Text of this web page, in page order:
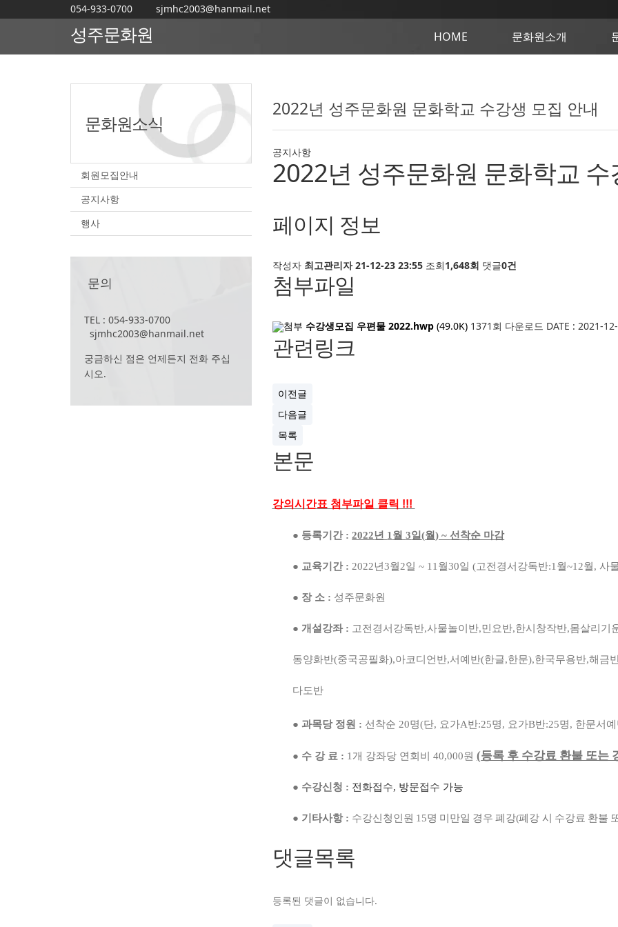
054-933-0700 sjmhc2003@hanmail.net
성주문화원 HOME 문화원소개
문화원소식
회원모집안내
공지사항
행사
문의
TEL : 054-933-0700
sjmhc2003@hanmail.net
궁금하신 점은 언제든지 전화 주십
시오.
2022년 성주문화원 문화학교 수강생 모집 안내
공지사항
2022년 성주문화원 문화학교 수
페이지 정보
작성자 최고관리자 21-12-23 23:55조회1,648회 댓글0건
첨부파일
수강생모집 우편물 2022.hwp(49.0K) 1371회 다운로드 DATE : 2021-
관련링크
이전글
다음글
목록
본문
강의시간표 첨부파일 클릭 !!!
● 등록기간 :2022년 1 월3일(월) ~선착순 마감
● 교육기간 : 2022년3월2일~ 11 월30일(고전경서강독반:1 월~12월, 사
● 장 소 : 성주문화원
●개설강좌 : 고전경서강독반,사물놀이반,민요반,한시창작반,몸살리기
동양화반(중국공필화),아코디언반,서예반(한글,한문),한국무용반,해금
다도반
● 과목당 정원 : 선착순 20명(단, 요가A반:25명, 요가B반:25명, 한문서
● 수 강 료 : 1 개 강좌당 연회비40,000원(등록 후 수강료 환불 또는
● 수강신청 : 전화접수, 방문접수 가능
● 기타사항 : 수강신청인원 15명 미만일 경우 폐강(폐강 시 수강료 환불
댓글목록
등록된 댓글이 없습니다.